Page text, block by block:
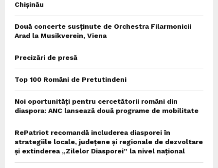
Chișinău
Două concerte susținute de Orchestra Filarmonicii
Arad la Musikverein, Viena
Precizări de presă
Top 100 Români de Pretutindeni
Noi oportunități pentru cercetătorii români din
diaspora: ANC lansează două programe de mobilitate
RePatriot recomandă includerea diasporei în
strategiile locale, județene și regionale de dezvoltare
și extinderea „Zilelor Diasporei” la nivel național